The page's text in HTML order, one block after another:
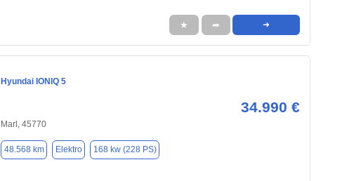
★ ➦ ➜
Hyundai IONIQ 5
34.990 €
Marl, 45770
48.568 km Elektro 168 kw (228 PS)